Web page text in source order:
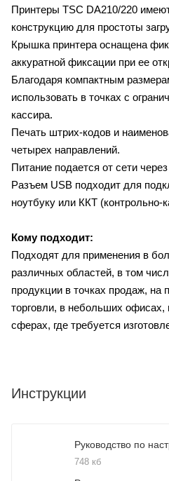
Принтеры TSC DA210/220
конструкцию для простоты
Крышка принтера оснащена
аккуратной фиксации при ее
Благодаря компактным
использовать в точках с
кассира.
Печать штрих-кодов и
четырех направлений.
Питание подается от сети
Разъем USB подходит для
ноутбуку или ККТ (контрольно-
Кому подходит:
Подходят для применения в
различных областей, в том
продукции в точках продаж, на
торговли, в небольших офисах,
сферах, где требуется
Инструкции
Руководство по
748 кб